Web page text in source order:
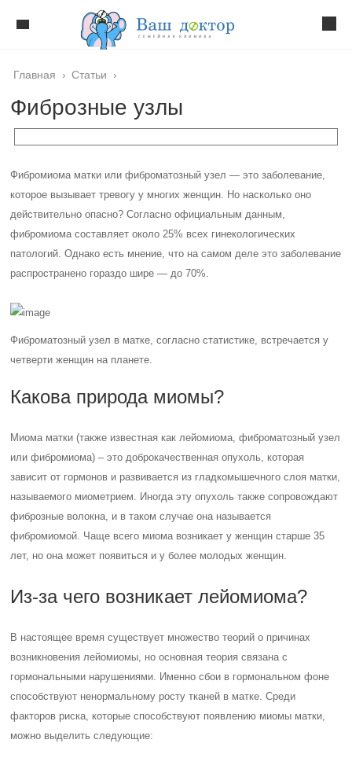
Главная › Статьи ›
Фиброзные узлы
Фибромиома матки или фиброматозный узел — это заболевание,
которое вызывает тревогу у многих женщин. Но насколько оно
действительно опасно? Согласно официальным данным,
фибромиома составляет около 25% всех гинекологических
патологий. Однако есть мнение, что на самом деле это заболевание
распространено гораздо шире — до 70%.
Фиброматозный узел в матке, согласно статистике, встречается у
четверти женщин на планете.
Какова природа миомы?
Миома матки (также известная как лейомиома, фиброматозный узел
или фибромиома) – это доброкачественная опухоль, которая
зависит от гормонов и развивается из гладкомышечного слоя матки,
называемого миометрием. Иногда эту опухоль также сопровождают
фиброзные волокна, и в таком случае она называется
фибромиомой. Чаще всего миома возникает у женщин старше 35
лет, но она может появиться и у более молодых женщин.
Из-за чего возникает лейомиома?
В настоящее время существует множество теорий о причинах
возникновения лейомиомы, но основная теория связана с
гормональными нарушениями. Именно сбои в гормональном фоне
способствуют ненормальному росту тканей в матке. Среди
факторов риска, которые способствуют появлению миомы матки,
можно выделить следующие: